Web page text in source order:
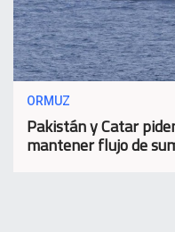
ORMUZ
Pakistán y Catar
mantener flujo de